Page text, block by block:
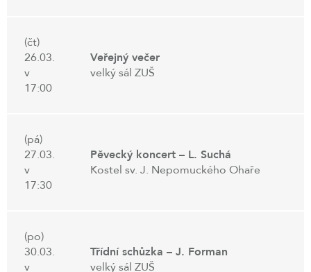
(čt)
26.03.
v
17:00
Veřejný večer
velký sál ZUŠ
(pá)
27.03.
v
17:30
Pěvecký koncert – L. Suchá
Kostel sv. J. Nepomuckého Ohaře
(po)
30.03.
v
Třídní schůzka – J. Forman
velký sál ZUŠ